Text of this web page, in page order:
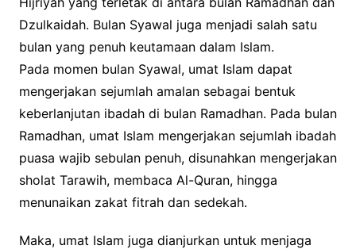
Dzulkaidah. Bulan Syawal juga menjadi salah satu
bulan yang penuh keutamaan dalam Islam.
Pada momen bulan Syawal, umat Islam dapat
mengerjakan sejumlah amalan sebagai bentuk
keberlanjutan ibadah di bulan Ramadhan. Pada bulan
Ramadhan, umat Islam mengerjakan sejumlah ibadah
puasa wajib sebulan penuh, disunahkan mengerjakan
sholat Tarawih, membaca Al-Quran, hingga
menunaikan zakat fitrah dan sedekah.
Maka, umat Islam juga dianjurkan untuk menjaga